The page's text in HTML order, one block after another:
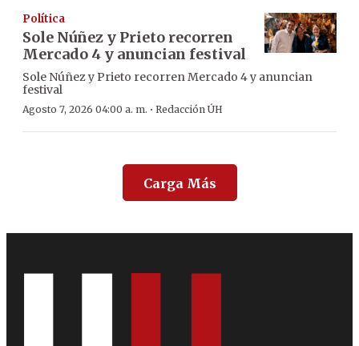
Política
Sole Núñez y Prieto recorren
Mercado 4 y anuncian festival
Sole Núñez y Prieto recorren Mercado 4 y anuncian
festival
Agosto 7, 2026 04:00 a. m. · Redacción ÚH
Carga Más